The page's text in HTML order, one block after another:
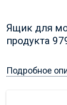
Ящик для
продукта
Подробное